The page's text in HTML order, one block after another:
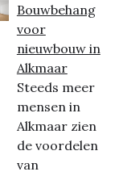
Bouwbehang
voor
nieuwbouw in
Alkmaar
Steeds meer
mensen in
Alkmaar zien
de voordelen
van